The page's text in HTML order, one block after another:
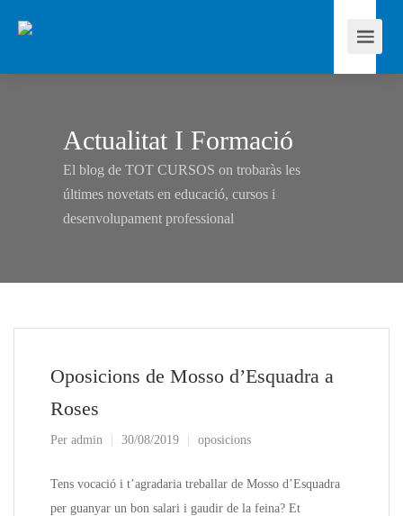
Actualitat I Formació
El blog de TOT CURSOS on trobaràs les
últimes novetats en educació, cursos i
desenvolupament professional
Oposicions de Mosso d’Esquadra a
Roses
Per admin 30/08/2019 oposicions
Tens vocació i t’agradaria treballar de Mosso d’Esquadra
per guanyar un bon salari i gaudir de la feina? Et